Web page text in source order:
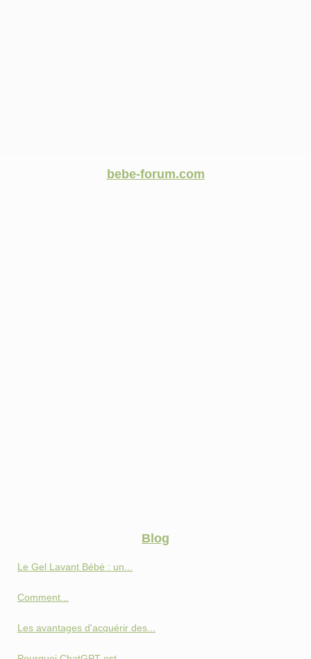
bebe-forum.com
Blog
Le Gel Lavant Bébé : un...
Comment...
Les avantages d'acquérir des...